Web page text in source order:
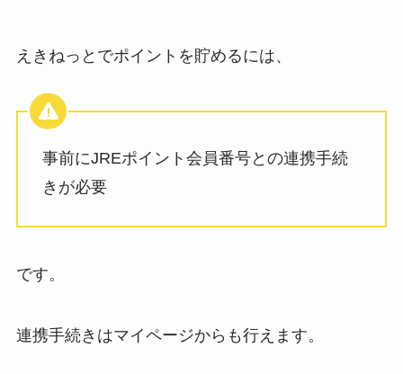
えきねっとでポイントを貯めるには、
事前にJREポイント会員番号との連携手続
きが必要
です。
連携手続きはマイページからも行えます。